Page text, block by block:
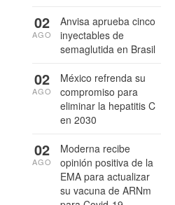
Anvisa aprueba cinco
inyectables de
semaglutida en Brasil
02
AGO
México refrenda su
compromiso para
eliminar la hepatitis C
en 2030
02
AGO
Moderna recibe
opinión positiva de la
EMA para actualizar
su vacuna de ARNm
02
AGO